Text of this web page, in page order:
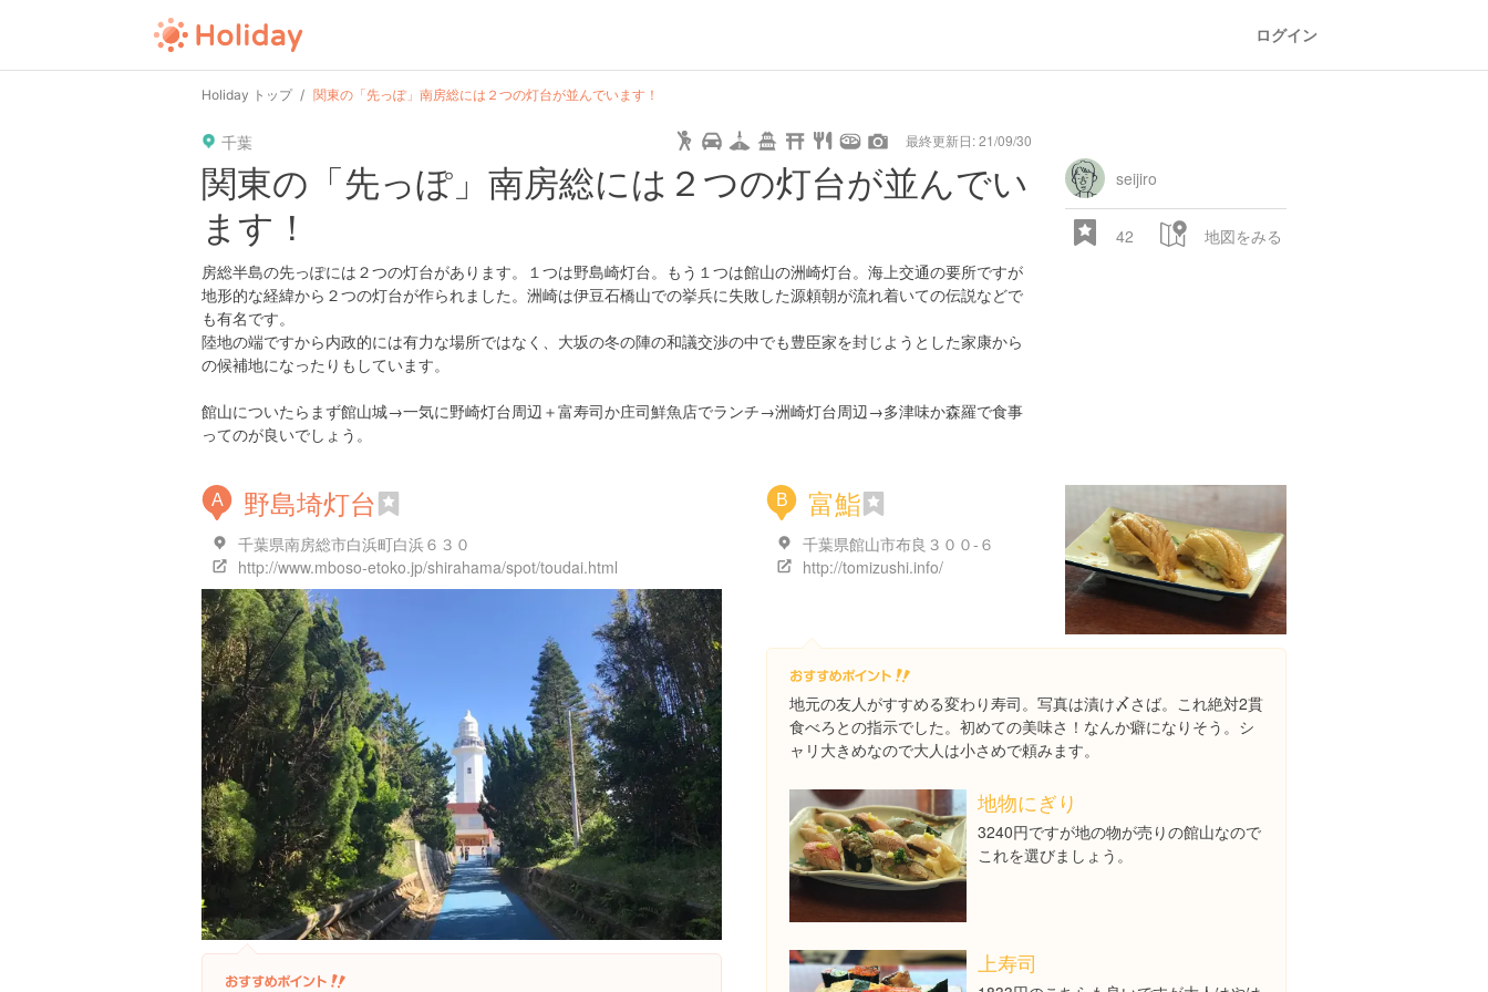
ログイン
Holiday トップ 関東の「先っぽ」南房総には２つの灯台が並んでいます！
千葉 最終更新日: 21/09/30
関東の「先っぽ」南房総には２つの灯台が並んでい
ます！
房総半島の先っぽには２つの灯台があります。１つは野島崎灯台。もう１つは館山の洲崎灯台。海上交通の要所ですが
地形的な経緯から２つの灯台が作られました。洲崎は伊豆石橋山での挙兵に失敗した源頼朝が流れ着いての伝説などで
も有名です。
陸地の端ですから内政的には有力な場所ではなく、大坂の冬の陣の和議交渉の中でも豊臣家を封じようとした家康から
の候補地になったりもしています。
館山についたらまず館山城→一気に野崎灯台周辺＋富寿司か庄司鮮魚店でランチ→洲崎灯台周辺→多津味か森羅で食事
ってのが良いでしょう。
seijiro
42 地図をみる
A 野島埼灯台
千葉県南房総市白浜町白浜６３０
http://www.mboso-etoko.jp/shirahama/spot/toudai.html
B 富鮨
千葉県館山市布良３００-６
http://tomizushi.info/
地元の友人がすすめる変わり寿司。写真は漬け〆さば。これ絶対2貫
食べろとの指示でした。初めての美味さ！なんか癖になりそう。シ
ャリ大きめなので大人は小さめで頼みます。
地物にぎり
3240円ですが地の物が売りの館山なので
これを選びましょう。
上寿司